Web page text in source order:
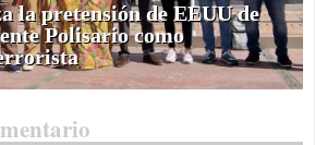
la pretensión de EEUU de
Polisario como